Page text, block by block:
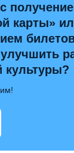
карты»
культуры?